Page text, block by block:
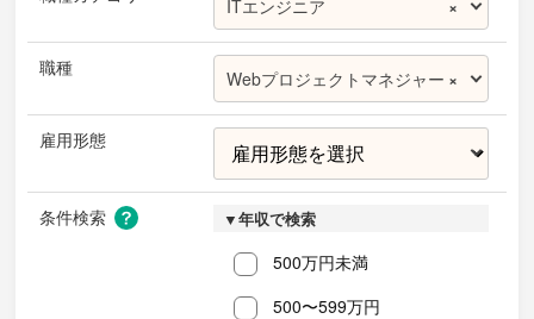
×
ITエンジニア
職種 ×
Webプロジェクトマネジャー
雇用形態
条件検索 ▼年収で検索
500万円未満
500〜599万円